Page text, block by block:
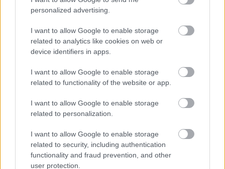
personalized advertising.
I want to allow Google to enable storage
related to analytics like cookies on web or
device identifiers in apps.
I want to allow Google to enable storage
related to functionality of the website or app.
I want to allow Google to enable storage
related to personalization.
I want to allow Google to enable storage
related to security, including authentication
functionality and fraud prevention, and other
user protection.
minisorozat 2021 januárjában került adásba a BBC
csatornáján (az első epizódot kicsit több, mint 6
millióan nézték az Egyesült Királyságban), április óta
pedig elérhető a Netflix nemzetközi kínálatában is. A
valós történet által inspirált sorozat az 1970-es…